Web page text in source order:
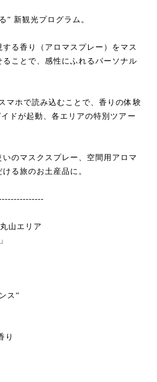
” 新観光プログラム。
る香り（アロマスプレー）をマス
ことで、感性にふれるパーソナル
マホで読み込むことで、香りの体験
ドが起動、各エリアの特別ツアー
のマスクスプレー、空間用アロマ
る旅のお土産品に。
山エリア
ス”
り